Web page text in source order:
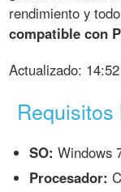
rendimiento y
compatible con
Actualizado:
SO: Windows
Procesador: